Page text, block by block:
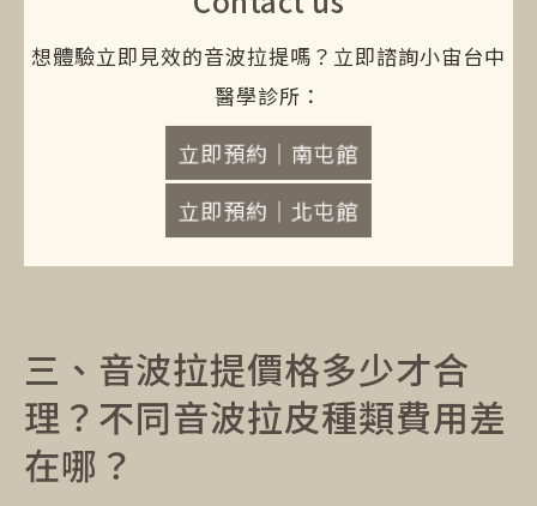
想體驗立即見效的音波拉提嗎？立即諮詢小宙台中
醫學診所：
立即預約｜南屯館
立即預約｜北屯館
三、音波拉提價格多少才合
理？不同音波拉皮種類費用差
在哪？